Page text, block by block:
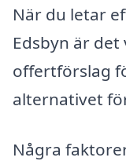
När du letar
Edsbyn är
offertförslag
alternativet
Några